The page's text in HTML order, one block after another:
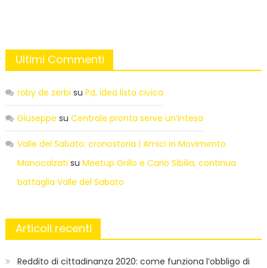
Ultimi Commenti
roby de zerbi su Pd, idea lista civica
Giuseppe su Centrale pronta serve un’intesa
Valle del Sabato: cronostoria | Amici in Movimento
Manocalzati su Meetup Grillo e Carlo Sibilia, continua
battaglia Valle del Sabato
Articoli recenti
Reddito di cittadinanza 2020: come funziona l’obbligo di